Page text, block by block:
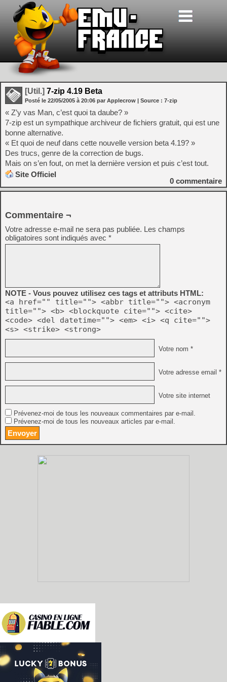
[Util.] 7-zip 4.19 Beta
Posté le 22/05/2005 à 20:06 par Applecrow | Source : 7-zip
« Z’y vas Man, c’est quoi ta daube? »
7-zip est un sympathique archiveur de fichiers gratuit, qui est une
bonne alternative.
« Et quoi de neuf dans cette nouvelle version beta 4.19? »
Des trucs, genre de la correction de bugs.
Mais on s’en fout, on met la dernière version et puis c’est tout.
Site Officiel
0 commentaire
Commentaire ¬
Votre adresse e-mail ne sera pas publiée. Les champs
obligatoires sont indiqués avec *
NOTE - Vous pouvez utilisez ces tags et attributs HTML:
<a href="" title=""> <abbr title=""> <acronym
title=""> <b> <blockquote cite=""> <cite>
<code> <del datetime=""> <em> <i> <q cite="">
<s> <strike> <strong>
Votre nom *
Votre adresse email *
Votre site internet
Prévenez-moi de tous les nouveaux commentaires par e-mail.
Prévenez-moi de tous les nouveaux articles par e-mail.